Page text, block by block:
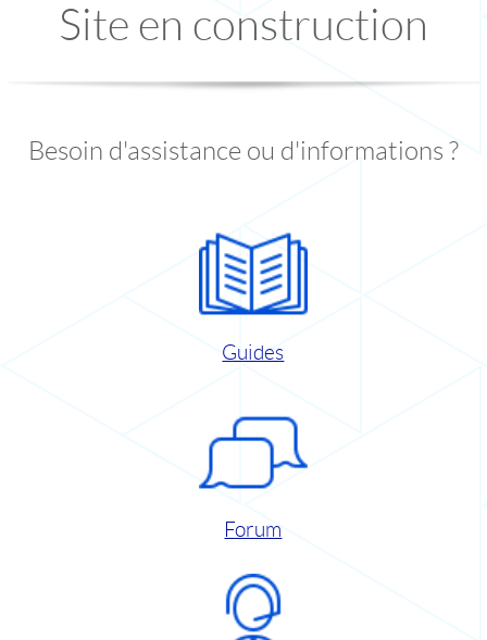
Site en construction
Besoin d'assistance ou d'informations ?
Guides
Forum